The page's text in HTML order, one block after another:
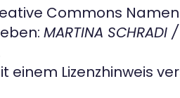
Commons
MARTINA SCHRADI
Lizenzhinweis